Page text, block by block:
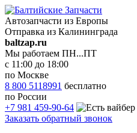
Автозапчасти из Европы
Отправка из Калининграда
baltzap.ru
Мы работаем ПН...ПТ
с 11:00 до 18:00
по Москве
8 800 5118991 бесплатно
по России
+7 981 459-90-64
Заказать обратный звонок